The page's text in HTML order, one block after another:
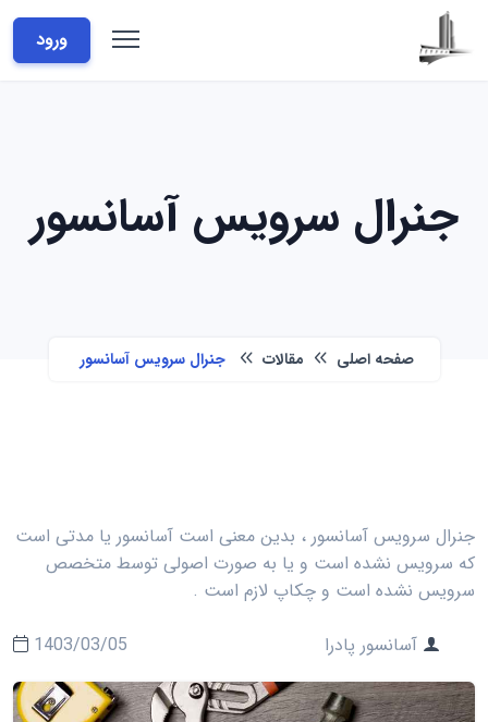
ورود
جنرال سرویس آسانسور
صفحه اصلی مقالات جنرال سرویس آسانسور
جنرال سرویس آسانسور ، بدین معنی است آسانسور یا مدتی است
که سرویس نشده است و یا به صورت اصولی توسط متخصص
سرویس نشده است و چکاپ لازم است .
آسانسور پادرا
1403/03/05